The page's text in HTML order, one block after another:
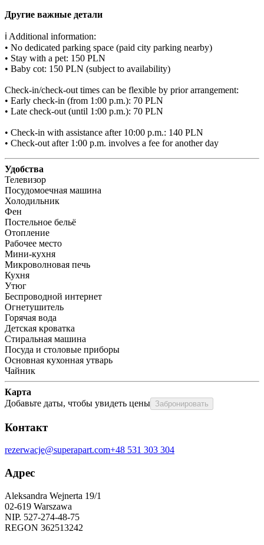
Другие важные детали
ℹ️ Additional information:
• No dedicated parking space (paid city parking nearby)
• Stay with a pet: 150 PLN
• Baby cot: 150 PLN (subject to availability)
Check-in/check-out times can be flexible by prior arrangement:
• Early check-in (from 1:00 p.m.): 70 PLN
• Late check-out (until 1:00 p.m.): 70 PLN
• Check-in with assistance after 10:00 p.m.: 140 PLN
• Check-out after 1:00 p.m. involves a fee for another day
Удобства
Телевизор
Посудомоечная машина
Холодильник
Фен
Постельное бельё
Отопление
Рабочее место
Мини-кухня
Микроволновая печь
Кухня
Утюг
Беспроводной интернет
Огнетушитель
Горячая вода
Детская кроватка
Стиральная машина
Посуда и столовые приборы
Основная кухонная утварь
Чайник
Карта
Добавьте даты, чтобы увидеть цены Забронировать
Контакт
rezerwacje@superapart.com+48 531 303 304
Адрес
Aleksandra Wejnerta 19/1
02-619 Warszawa
NIP. 527-274-48-75
REGON 362513242